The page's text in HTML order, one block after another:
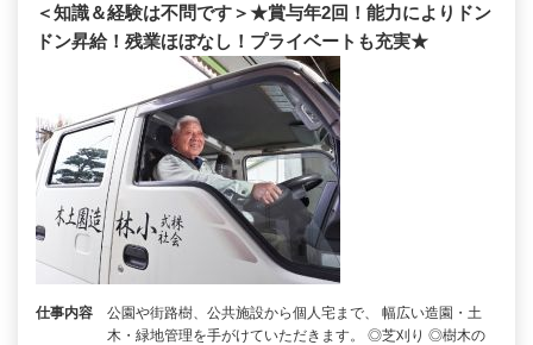
＜知識＆経験は不問です＞★賞与年2回！能力によりドン
ドン昇給！残業ほぼなし！プライベートも充実★
仕事内容
公園や街路樹、公共施設から個人宅まで、 幅広い造園・土
木・緑地管理を手がけていただきます。 ◎芝刈り ◎樹木の